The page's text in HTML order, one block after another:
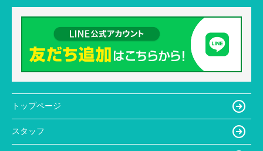
トップページ
スタッフ